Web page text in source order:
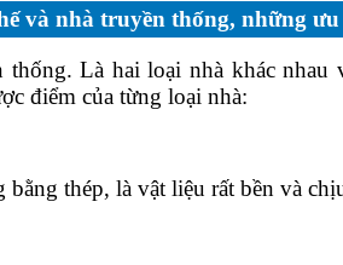
và nhà truyền thống, những
thống. Là hai loại nhà khác
điểm của từng loại nhà:
bằng thép, là vật liệu rất bền và